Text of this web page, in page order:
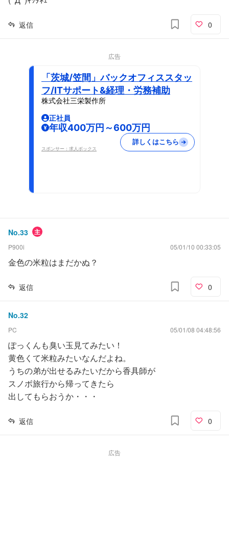
返信 0
広告
「茨城/笠間」バックオフィススタッ
フ/ITサポート&経理・労務補助
株式会社三栄製作所
正社員
年収400万円～600万円
スポンサー：求人ボックス
詳しくはこちら
No.33 主
P900i 05/01/10 00:33:05
金色の米粒はまだかぬ？
返信 0
No.32
PC 05/01/08 04:48:56
ぽっくんも臭い玉見てみたい！
黄色くて米粒みたいなんだよね。
うちの弟が出せるみたいだから香具師が
スノボ旅行から帰ってきたら
出してもらおうか・・・
返信 0
広告